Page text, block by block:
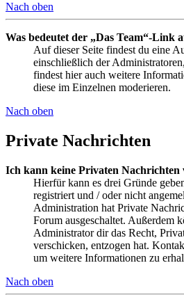
Nach oben
Was bedeutet der „Das Team“-Link
Auf dieser Seite findest du eine
einschließlich der
findest hier auch weitere
diese im Einzelnen moderieren.
Nach oben
Private Nachrichten
Ich kann keine Privaten Nachrichten
Hierfür kann es drei Gründe
registriert und / oder nicht
Administration hat Private
Forum ausgeschaltet. Außerdem
Administrator dir das Recht,
verschicken, entzogen hat.
um weitere Informationen zu
Nach oben